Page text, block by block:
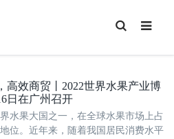
T
o
g
S
e
r
c
h
高效商贸丨2022世界水果产业博
日在广州召开
水果大国之一，在全球水果市场上占
位。近年来，随着我国居民消费水平